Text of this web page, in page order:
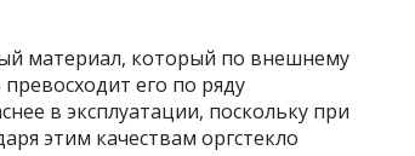
материал, который по внешнему
его по ряду
в эксплуатации, поскольку при
этим качествам оргстекло